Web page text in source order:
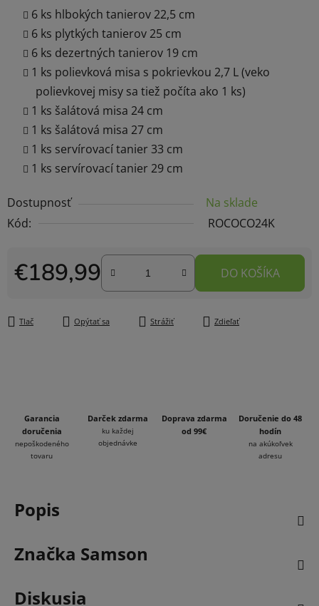
6 ks hlbokých tanierov 22,5 cm
6 ks plytkých tanierov 25 cm
6 ks dezertných tanierov 19 cm
1 ks polievková misa s pokrievkou 2,7 L (veko
polievkovej misy sa tiež počíta ako 1 ks)
1 ks šalátová misa 24 cm
1 ks šalátová misa 27 cm
1 ks servírovací tanier 33 cm
1 ks servírovací tanier 29 cm
Dostupnosť
Na sklade
Kód:
ROCOCO24K
€189,99
Jednotková cena:
DO KOŠÍKA
Tlač Opýtať sa Strážiť Zdieľať
Garancia
doručenia
nepoškodeného
tovaru
Darček zdarma
ku každej
objednávke
Doprava zdarma
od 99€
Doručenie do 48
hodín
na akúkoľvek
adresu
Popis
Značka Samson
Diskusia